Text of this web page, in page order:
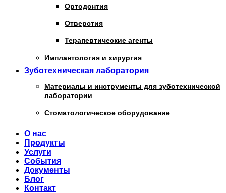
Ортодонтия
Отверстия
Терапевтические агенты
Имплантология и хирургия
Зуботехническая лаборатория
Материалы и инструменты для зуботехнической
лаборатории
Стоматологическое оборудование
О нас
Продукты
Услуги
События
Документы
Блог
Контакт